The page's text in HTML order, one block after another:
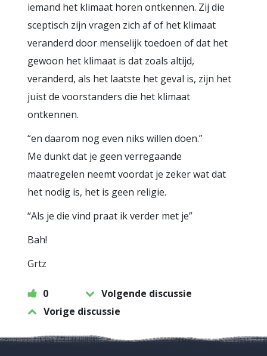
iemand het klimaat horen ontkennen. Zij die
sceptisch zijn vragen zich af of het klimaat
veranderd door menselijk toedoen of dat het
gewoon het klimaat is dat zoals altijd,
veranderd, als het laatste het geval is, zijn het
juist de voorstanders die het klimaat
ontkennen.
“en daarom nog even niks willen doen.”
Me dunkt dat je geen verregaande
maatregelen neemt voordat je zeker wat dat
het nodig is, het is geen religie.
“Als je die vind praat ik verder met je”
Bah!
Grtz
0
Volgende discussie
Vorige discussie